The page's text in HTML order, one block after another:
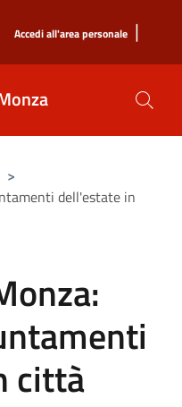
Accedi all'area personale |
>
dell'estate in
città